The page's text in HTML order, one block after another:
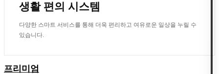
생활 편의 시스템
다양한 스마트 서비스를 통해 더욱 편리하고 여유로운 일상을 누릴 수
있습니다.
프리미엄